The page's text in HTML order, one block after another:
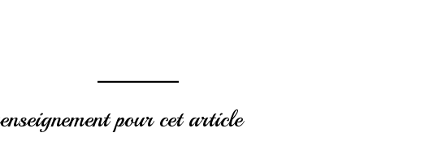
pour cet article